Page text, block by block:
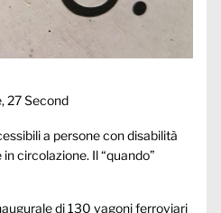
27 Second
a persone con disabilità
circolazione. Il “quando”
di 130 vagoni ferroviari